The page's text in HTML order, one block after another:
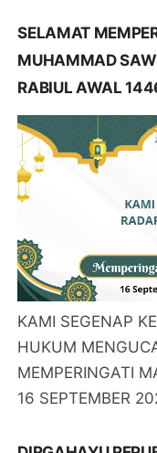
SELAMAT
MUHAMMAD
RABIUL AWAL
KAMI SEGENAP
HUKUM
MEMPERINGATI
16 SEPTEMBER